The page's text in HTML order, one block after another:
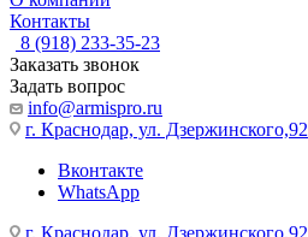
Контакты
8 (918) 233-35-23
Заказать звонок
Задать вопрос
info@armispro.ru
г. Краснодар, ул. Дзержинского,92
Вконтакте
WhatsApp
г. Краснодар, ул. Дзержинского,92